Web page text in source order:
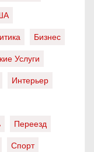
Бизнес
Услуги
Интерьер
Переезд
Спорт